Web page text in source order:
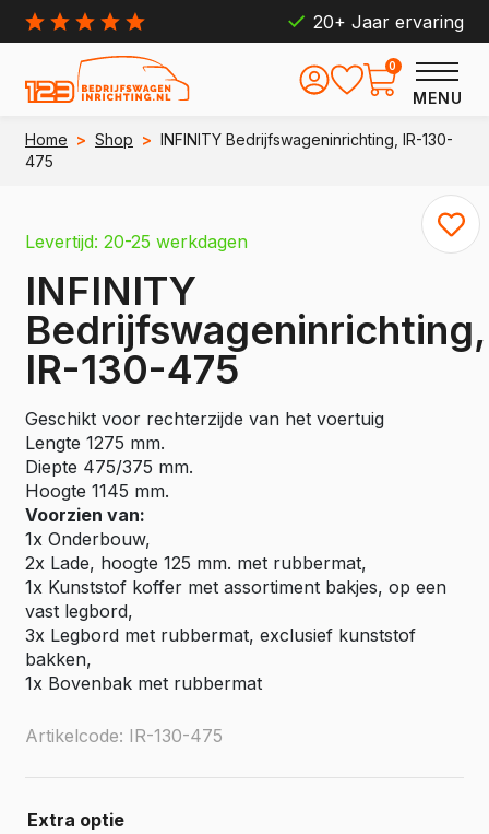
20+ Jaar ervaring
MENU
0
Home > Shop > INFINITY Bedrijfswageninrichting, IR-130-
475
Levertijd: 20-25 werkdagen
INFINITY
Bedrijfswageninrichting,
IR-130-475
Geschikt voor rechterzijde van het voertuig
Lengte 1275 mm.
Diepte 475/375 mm.
Hoogte 1145 mm.
Voorzien van:
1x Onderbouw,
2x Lade, hoogte 125 mm. met rubbermat,
1x Kunststof koffer met assortiment bakjes, op een
vast legbord,
3x Legbord met rubbermat, exclusief kunststof
bakken,
1x Bovenbak met rubbermat
Artikelcode: IR-130-475
Extra optie